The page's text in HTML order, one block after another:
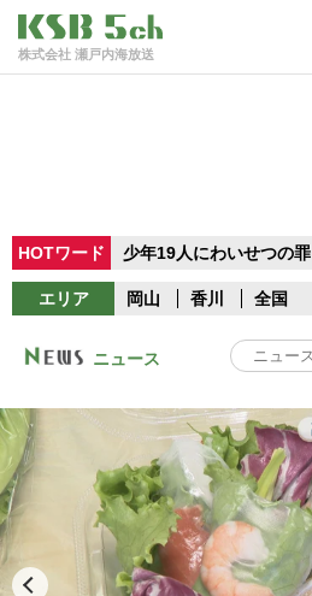
株式会社 瀬戸内海放送
HOTワード 少年19人にわいせつの罪
エリア 岡山 香川 全国
ニュース
Play